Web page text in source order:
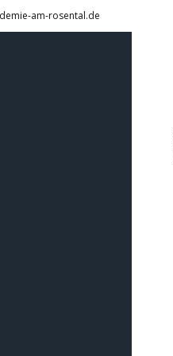
am-rosental.de